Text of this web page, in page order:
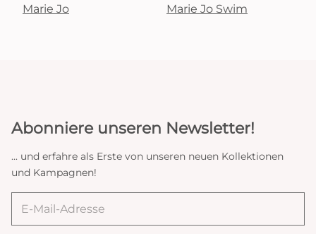
Marie Jo Marie Jo Swim
Abonniere unseren Newsletter!
... und erfahre als Erste von unseren neuen Kollektionen
und Kampagnen!